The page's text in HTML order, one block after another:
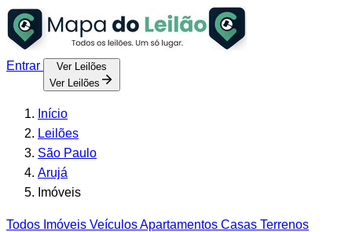
Entrar
Ver Leilões
Ver Leilões
Início
Leilões
São Paulo
Arujá
Imóveis
Todos Imóveis VeículosApartamentos Casas Terrenos